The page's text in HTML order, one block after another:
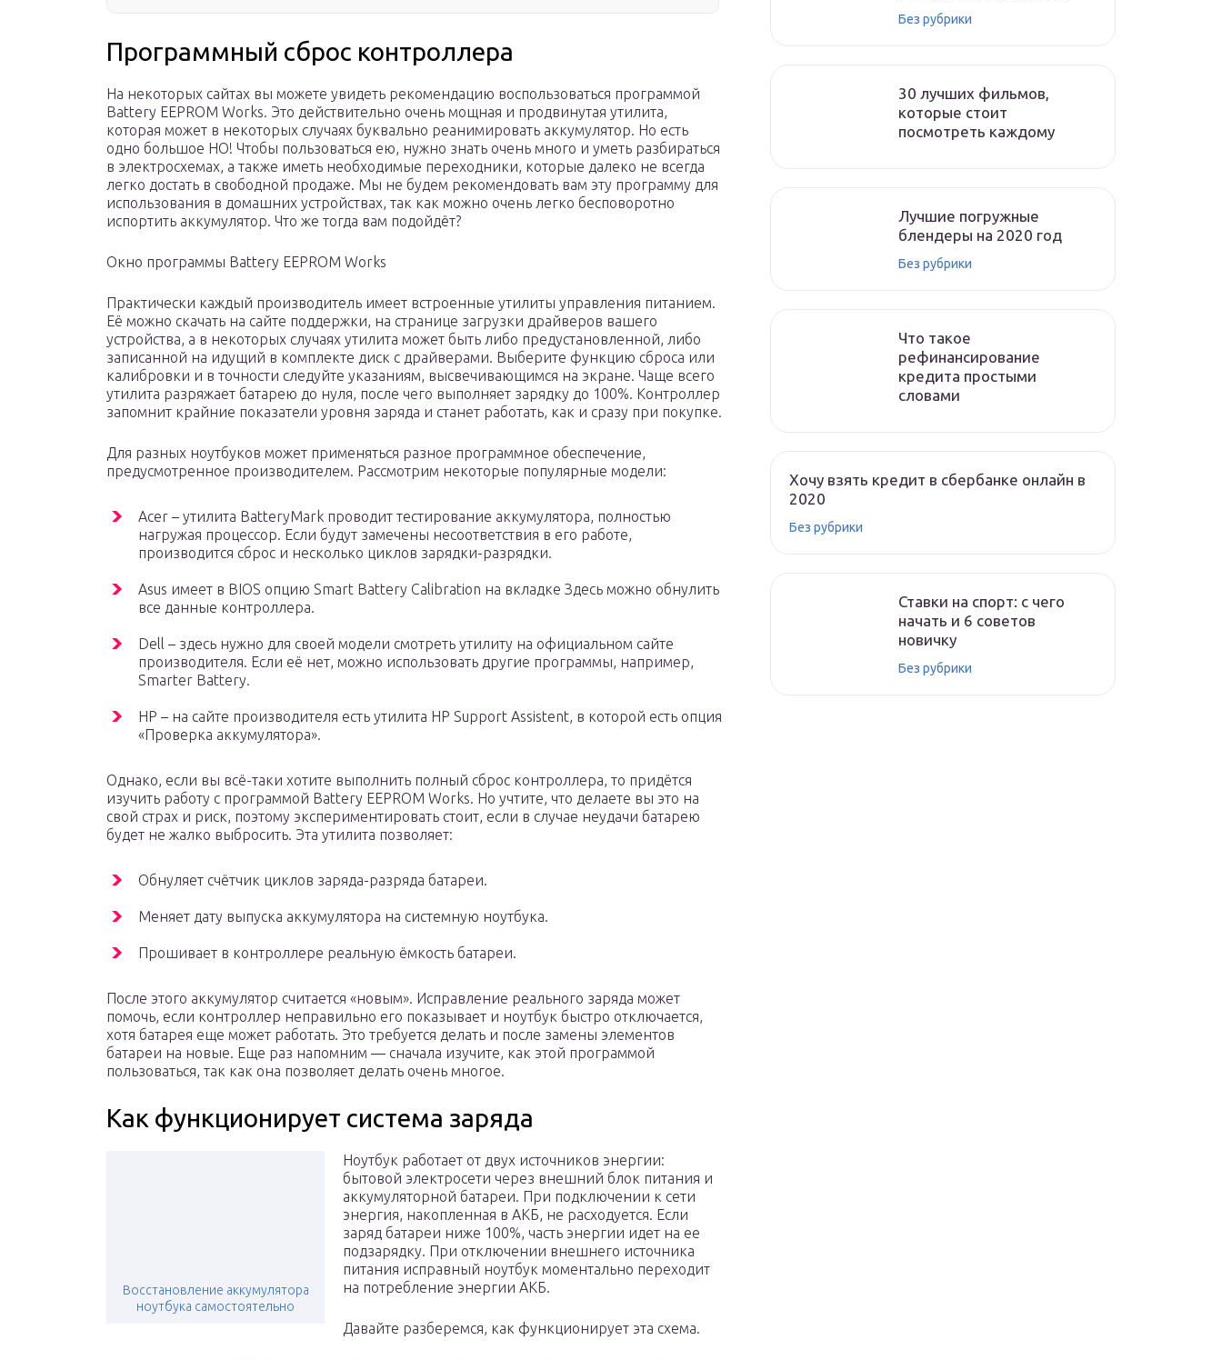
Программный сброс контроллера
На некоторых сайтах вы можете увидеть рекомендацию воспользоваться программой
Battery EEPROM Works. Это действительно очень мощная и продвинутая утилита,
которая может в некоторых случаях буквально реанимировать аккумулятор. Но есть
одно большое НО! Чтобы пользоваться ею, нужно знать очень много и уметь разбираться
в электросхемах, а также иметь необходимые переходники, которые далеко не всегда
легко достать в свободной продаже. Мы не будем рекомендовать вам эту программу для
использования в домашних устройствах, так как можно очень легко бесповоротно
испортить аккумулятор. Что же тогда вам подойдёт?
Окно программы Battery EEPROM Works
Практически каждый производитель имеет встроенные утилиты управления питанием.
Её можно скачать на сайте поддержки, на странице загрузки драйверов вашего
устройства, а в некоторых случаях утилита может быть либо предустановленной, либо
записанной на идущий в комплекте диск с драйверами. Выберите функцию сброса или
калибровки и в точности следуйте указаниям, высвечивающимся на экране. Чаще всего
утилита разряжает батарею до нуля, после чего выполняет зарядку до 100%. Контроллер
запомнит крайние показатели уровня заряда и станет работать, как и сразу при покупке.
Для разных ноутбуков может применяться разное программное обеспечение,
предусмотренное производителем. Рассмотрим некоторые популярные модели:
Acer – утилита BatteryMark проводит тестирование аккумулятора, полностью
нагружая процессор. Если будут замечены несоответствия в его работе,
производится сброс и несколько циклов зарядки-разрядки.
Asus имеет в BIOS опцию Smart Battery Calibration на вкладке Здесь можно обнулить
все данные контроллера.
Dell – здесь нужно для своей модели смотреть утилиту на официальном сайте
производителя. Если её нет, можно использовать другие программы, например,
Smarter Battery.
HP – на сайте производителя есть утилита HP Support Assistent, в которой есть опция
«Проверка аккумулятора».
Однако, если вы всё-таки хотите выполнить полный сброс контроллера, то придётся
изучить работу с программой Battery EEPROM Works. Но учтите, что делаете вы это на
свой страх и риск, поэтому экспериментировать стоит, если в случае неудачи батарею
будет не жалко выбросить. Эта утилита позволяет:
Обнуляет счётчик циклов заряда-разряда батареи.
Меняет дату выпуска аккумулятора на системную ноутбука.
Прошивает в контроллере реальную ёмкость батареи.
После этого аккумулятор считается «новым». Исправление реального заряда может
помочь, если контроллер неправильно его показывает и ноутбук быстро отключается,
хотя батарея еще может работать. Это требуется делать и после замены элементов
батареи на новые. Еще раз напомним — сначала изучите, как этой программой
пользоваться, так как она позволяет делать очень многое.
Как функционирует система заряда
Восстановление аккумулятора
ноутбука самостоятельно
Ноутбук работает от двух источников энергии:
бытовой электросети через внешний блок питания и
аккумуляторной батареи. При подключении к сети
энергия, накопленная в АКБ, не расходуется. Если
заряд батареи ниже 100%, часть энергии идет на ее
подзарядку. При отключении внешнего источника
питания исправный ноутбук моментально переходит
на потребление энергии АКБ.
Давайте разберемся, как функционирует эта схема.
Без рубрики
30 лучших фильмов,
которые стоит
посмотреть каждому
Лучшие погружные
блендеры на 2020 год
Без рубрики
Что такое
рефинансирование
кредита простыми
словами
Хочу взять кредит в сбербанке онлайн в
2020
Без рубрики
Ставки на спорт: с чего
начать и 6 советов
новичку
Без рубрики